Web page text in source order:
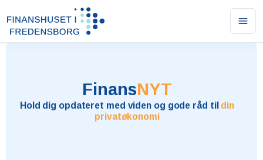
FinansNYT
Hold dig opdateret med viden og gode råd til din
privatøkonomi